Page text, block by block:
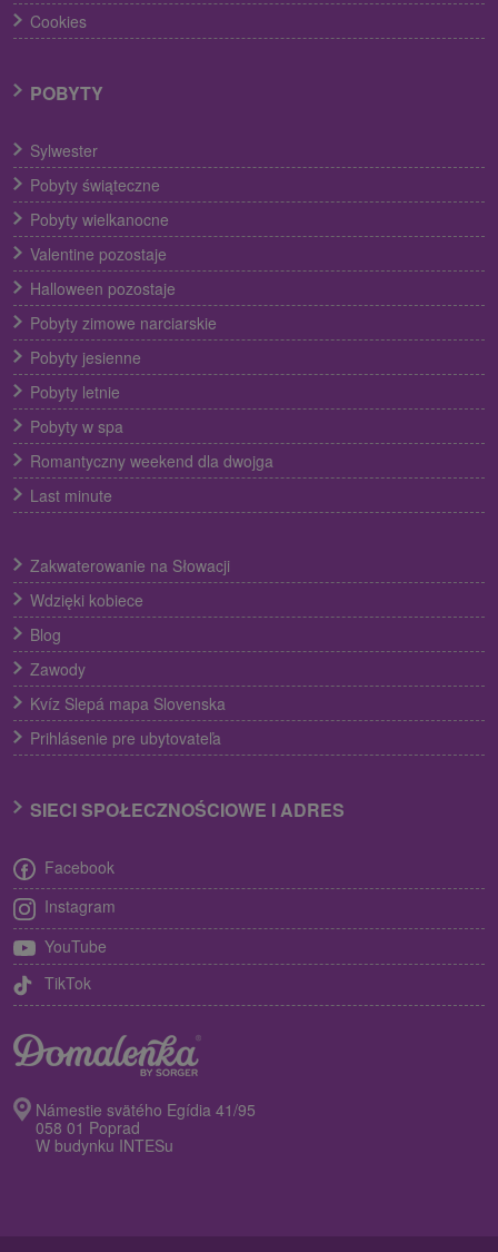
Cookies
POBYTY
Sylwester
Pobyty świąteczne
Pobyty wielkanocne
Valentine pozostaje
Halloween pozostaje
Pobyty zimowe narciarskie
Pobyty jesienne
Pobyty letnie
Pobyty w spa
Romantyczny weekend dla dwojga
Last minute
Zakwaterowanie na Słowacji
Wdzięki kobiece
Blog
Zawody
Kvíz Slepá mapa Slovenska
Prihlásenie pre ubytovateľa
SIECI SPOŁECZNOŚCIOWE I ADRES
Facebook
Instagram
YouTube
TikTok
Námestie svätého Egídia 41/95
058 01 Poprad
W budynku INTESu